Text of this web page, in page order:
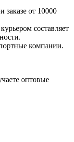
заказе от 10000
составляет
компании.
оптовые